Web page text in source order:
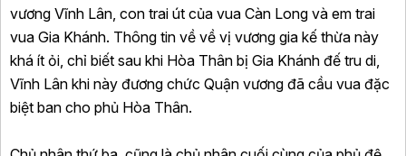
vương Vĩnh Lân, con trai út của vua Càn Long và em trai
vua Gia Khánh. Thông tin về về vị vương gia kế thừa này
khá ít ỏi, chỉ biết sau khi Hòa Thân bị Gia Khánh đế tru di,
Vĩnh Lân khi này đương chức Quận vương đã cầu vua đặc
biệt ban cho phủ Hòa Thân.